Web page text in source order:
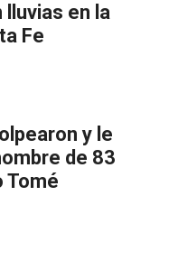
lluvias en la
Fe
y le
de 83
Tomé